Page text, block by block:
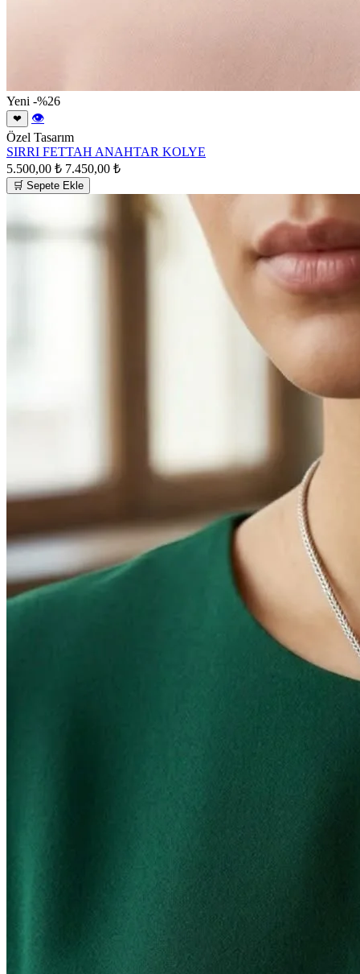
Yeni -%26
❤
👁
Özel Tasarım
SIRRI FETTAH ANAHTAR KOLYE
5.500,00 ₺ 7.450,00 ₺
🛒 Sepete Ekle